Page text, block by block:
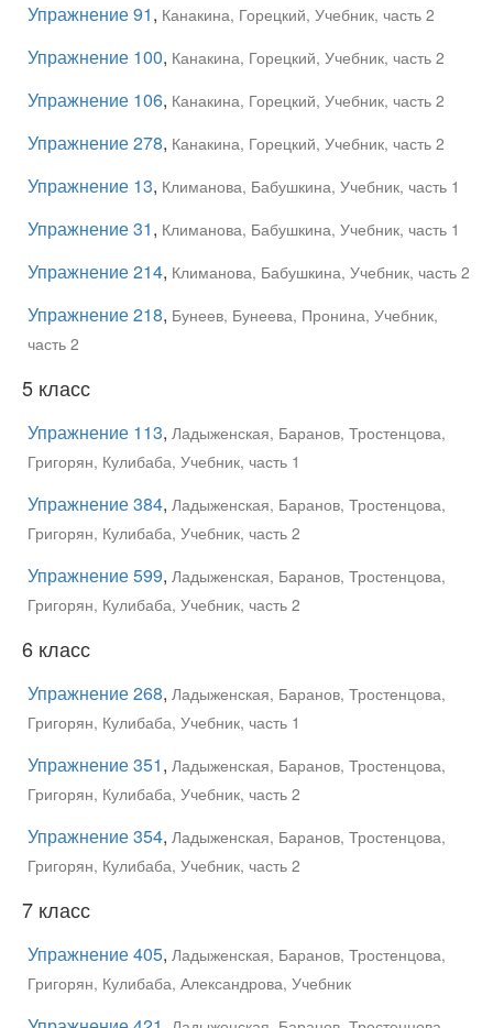
Упражнение 91, Канакина, Горецкий, Учебник, часть 2
Упражнение 100, Канакина, Горецкий, Учебник, часть 2
Упражнение 106, Канакина, Горецкий, Учебник, часть 2
Упражнение 278, Канакина, Горецкий, Учебник, часть 2
Упражнение 13, Климанова, Бабушкина, Учебник, часть 1
Упражнение 31, Климанова, Бабушкина, Учебник, часть 1
Упражнение 214, Климанова, Бабушкина, Учебник, часть 2
Упражнение 218, Бунеев, Бунеева, Пронина, Учебник,
часть 2
5 класс
Упражнение 113, Ладыженская, Баранов, Тростенцова,
Григорян, Кулибаба, Учебник, часть 1
Упражнение 384, Ладыженская, Баранов, Тростенцова,
Григорян, Кулибаба, Учебник, часть 2
Упражнение 599, Ладыженская, Баранов, Тростенцова,
Григорян, Кулибаба, Учебник, часть 2
6 класс
Упражнение 268, Ладыженская, Баранов, Тростенцова,
Григорян, Кулибаба, Учебник, часть 1
Упражнение 351, Ладыженская, Баранов, Тростенцова,
Григорян, Кулибаба, Учебник, часть 2
Упражнение 354, Ладыженская, Баранов, Тростенцова,
Григорян, Кулибаба, Учебник, часть 2
7 класс
Упражнение 405, Ладыженская, Баранов, Тростенцова,
Григорян, Кулибаба, Александрова, Учебник